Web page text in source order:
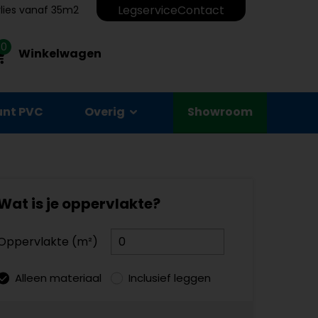
vanaf 35m2 LegserviceContact
0 Winkelwagen
PVC Overig Showroom
is je oppervlakte?
(m²)
Alleen materiaal Inclusief leggen